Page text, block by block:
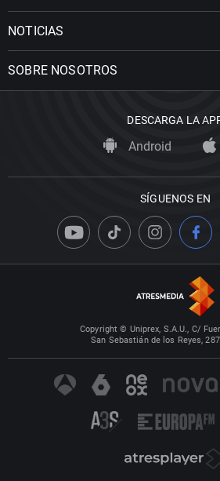
NOTICIAS
SOBRE NOSOTROS
DESCARGA LA
Android
SÍGUENOS EN
Copyright © Uniprex, S.A.U., C/
San Sebastián de los Reyes,